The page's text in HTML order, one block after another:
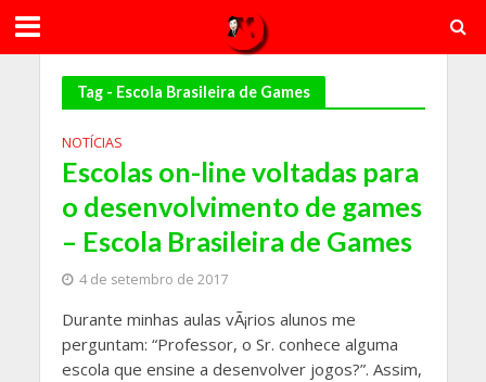
Tag - Escola Brasileira de Games
NOTÍCIAS
Escolas on-line voltadas para
o desenvolvimento de games
– Escola Brasileira de Games
4 de setembro de 2017
Durante minhas aulas vÃ¡rios alunos me
perguntam: “Professor, o Sr. conhece alguma
escola que ensine a desenvolver jogos?”. Assim,